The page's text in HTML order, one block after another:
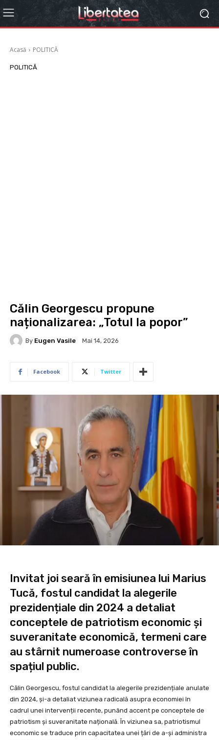
Acasă POLITICĂ
POLITICĂ
Călin Georgescu propune
naționalizarea: „Totul la popor”
By Eugen Vasile Mai 14, 2026
Facebook Twitter
Invitat joi seară în emisiunea lui Marius
Tucă, fostul candidat la alegerile
prezidențiale din 2024 a detaliat
conceptele de patriotism economic și
suveranitate economică, termeni care
au stârnit numeroase controverse în
spațiul public.
Călin Georgescu, fostul candidat la alegerile prezidențiale anulate
din 2024, și-a detaliat viziunea radicală asupra economiei în
cadrul unei intervenții recente, punând accent pe conceptele de
patriotism și suveranitate națională. În viziunea sa, patriotismul
economic se traduce prin capacitatea unei țări de a-și administra